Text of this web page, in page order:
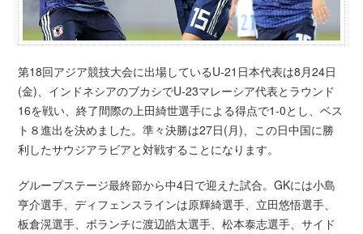
第18回アジア競技大会に出場しているU-21日本代表は8月24日
(金)、インドネシアのブカシでU-23マレーシア代表とラウンド
16を戦い、終了間際の上田綺世選手による得点で1-0とし、ベス
ト８進出を決めました。準々決勝は27日(月)、この日中国に勝
利したサウジアラビアと対戦することになります。
グループステージ最終節から中4日で迎えた試合。GKには小島
亨介選手、ディフェンスラインは原輝綺選手、立田悠悟選手、
板倉滉選手、ボランチに渡辺皓太選手、松本泰志選手、サイド